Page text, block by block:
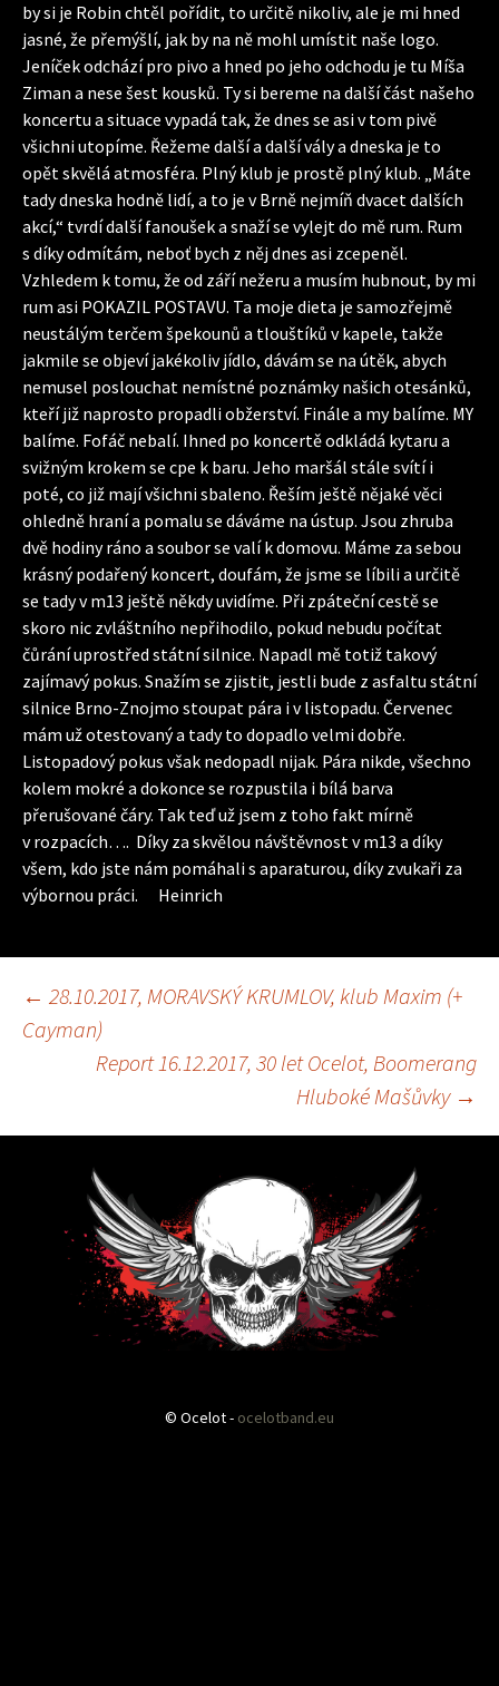
by si je Robin chtěl pořídit, to určitě nikoliv, ale je mi hned
jasné, že přemýšlí, jak by na ně mohl umístit naše logo.
Jeníček odchází pro pivo a hned po jeho odchodu je tu Míša
Ziman a nese šest kousků. Ty si bereme na další část našeho
koncertu a situace vypadá tak, že dnes se asi v tom pivě
všichni utopíme. Řežeme další a další vály a dneska je to
opět skvělá atmosféra. Plný klub je prostě plný klub. „Máte
tady dneska hodně lidí, a to je v Brně nejmíň dvacet dalších
akcí,“ tvrdí další fanoušek a snaží se vylejt do mě rum. Rum
s díky odmítám, neboť bych z něj dnes asi zcepeněl.
Vzhledem k tomu, že od září nežeru a musím hubnout, by mi
rum asi POKAZIL POSTAVU. Ta moje dieta je samozřejmě
neustálým terčem špekounů a tlouštíků v kapele, takže
jakmile se objeví jakékoliv jídlo, dávám se na útěk, abych
nemusel poslouchat nemístné poznámky našich otesánků,
kteří již naprosto propadli obžerství. Finále a my balíme. MY
balíme. Fofáč nebalí. Ihned po koncertě odkládá kytaru a
svižným krokem se cpe k baru. Jeho maršál stále svítí i
poté, co již mají všichni sbaleno. Řeším ještě nějaké věci
ohledně hraní a pomalu se dáváme na ústup. Jsou zhruba
dvě hodiny ráno a soubor se valí k domovu. Máme za sebou
krásný podařený koncert, doufám, že jsme se líbili a určitě
se tady v m13 ještě někdy uvidíme. Při zpáteční cestě se
skoro nic zvláštního nepřihodilo, pokud nebudu počítat
čůrání uprostřed státní silnice. Napadl mě totiž takový
zajímavý pokus. Snažím se zjistit, jestli bude z asfaltu státní
silnice Brno-Znojmo stoupat pára i v listopadu. Červenec
mám už otestovaný a tady to dopadlo velmi dobře.
Listopadový pokus však nedopadl nijak. Pára nikde, všechno
kolem mokré a dokonce se rozpustila i bílá barva
přerušované čáry. Tak teď už jsem z toho fakt mírně
v rozpacích…. Díky za skvělou návštěvnost v m13 a díky
všem, kdo jste nám pomáhali s aparaturou, díky zvukaři za
výbornou práci. Heinrich
Navigace
pro
příspěvky
← 28.10.2017, MORAVSKÝ KRUMLOV, klub Maxim (+
Cayman)
Report 16.12.2017, 30 let Ocelot, Boomerang
Hluboké Mašůvky →
© Ocelot - ocelotband.eu